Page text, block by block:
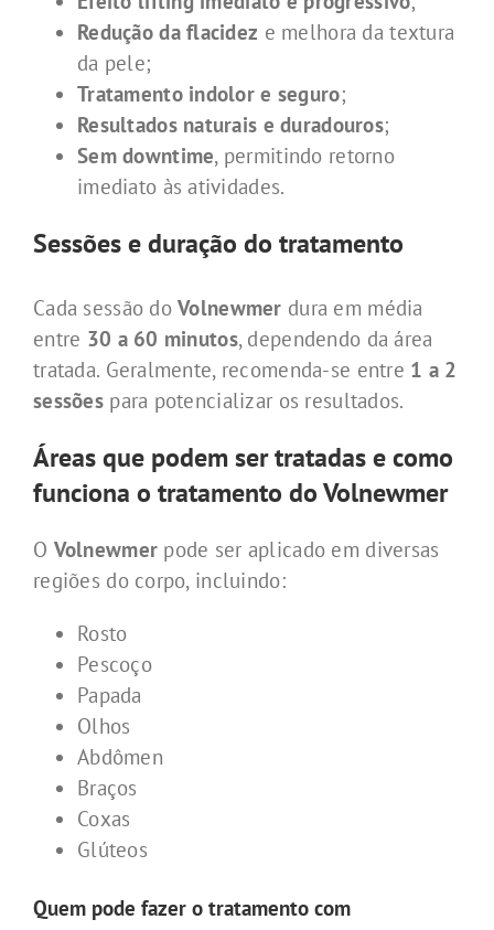
Redução da flacidez e melhora da textura
da pele;
Tratamento indolor e seguro;
Resultados naturais e duradouros;
Sem downtime, permitindo retorno
imediato às atividades.
Sessões e duração do tratamento
Cada sessão doVolnewmer dura em média
entre 30 a 60 minutos, dependendo da área
tratada. Geralmente, recomenda-se entre 1 a 2
sessõespara potencializar os resultados.
Áreas que podem ser tratadas e como
funciona o tratamento do Volnewmer
O Volnewmer pode ser aplicado em diversas
regiões do corpo, incluindo:
Rosto
Pescoço
Papada
Olhos
Abdômen
Braços
Coxas
Glúteos
Quem pode fazer o tratamento com